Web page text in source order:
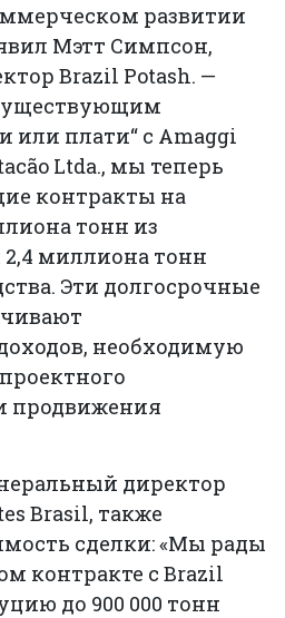
развитии
Мэтт Симпсон,
Brazil Potash. —
или плати“ с Amaggi
Ltda., мы теперь
контракты на
тонн из
миллиона тонн
Эти долгосрочные
необходимую
продвижения
директор
Brasil, также
сделки: «Мы рады
контракте с Brazil
до 900 000 тонн